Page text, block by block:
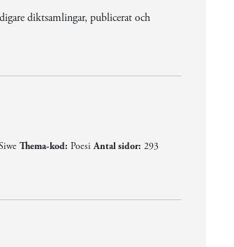
diktsamlingar, publicerat och
Thema-kod: PoesiAntal sidor: 293